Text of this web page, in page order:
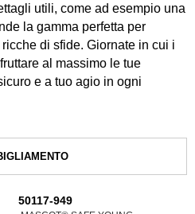
utili, come ad esempio una
la gamma perfetta per
di sfide. Giornate in cui i
al massimo le tue
e a tuo agio in ogni
50117-949